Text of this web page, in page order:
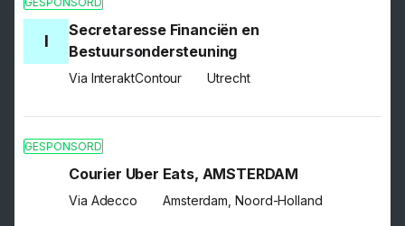
I
Secretaresse Financiën en
Bestuursondersteuning
Via InteraktContour Utrecht
GESPONSORD
Courier Uber Eats, AMSTERDAM
Via Adecco Amsterdam, Noord-Holland